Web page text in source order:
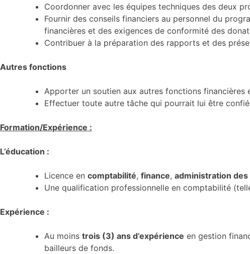
Coordonner avec les équipes techniques des deux
Fournir des conseils financiers au personnel du
financières et des exigences de conformité des
Contribuer à la préparation des rapports et des
Autres fonctions
Apporter un soutien aux autres fonctions financières
Effectuer toute autre tâche qui pourrait lui être
Formation/Expérience :
L’éducation :
Licence en comptabilité, finance, administration
Une qualification professionnelle en comptabilité
Expérience :
Au moins trois (3) ans d’expérience en gestion
bailleurs de fonds.